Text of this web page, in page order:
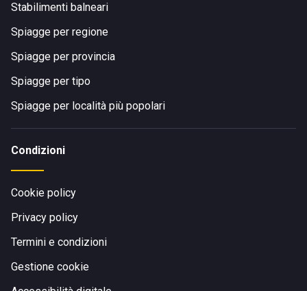
Stabilimenti balneari
Spiagge per regione
Spiagge per provincia
Spiagge per tipo
Spiagge per località più popolari
Condizioni
Cookie policy
Privacy policy
Termini e condizioni
Gestione cookie